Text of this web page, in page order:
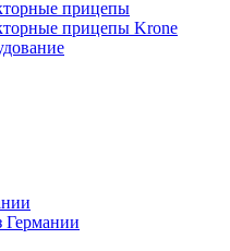
прицепы
прицепы Krone
Германии